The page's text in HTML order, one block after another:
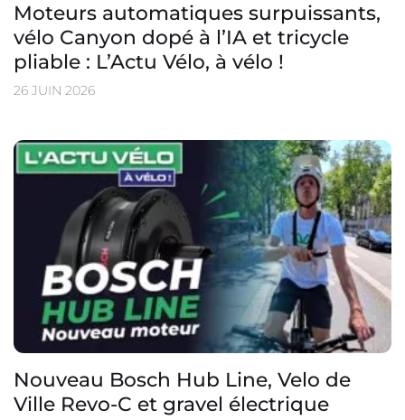
Moteurs automatiques surpuissants,
vélo Canyon dopé à l’IA et tricycle
pliable : L’Actu Vélo, à vélo !
26 JUIN 2026
Nouveau Bosch Hub Line, Velo de
Ville Revo-C et gravel électrique